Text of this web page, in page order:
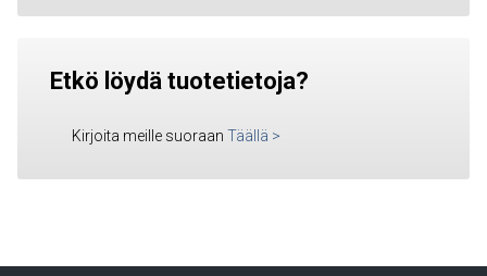
Etkö löydä tuotetietoja?
Kirjoita meille suoraan Täällä >